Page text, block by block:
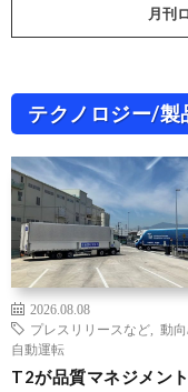
月刊
テクノロジー/製
2026.08.08
プレスリリースなど
動
自動運転
T2が品質マネジメン